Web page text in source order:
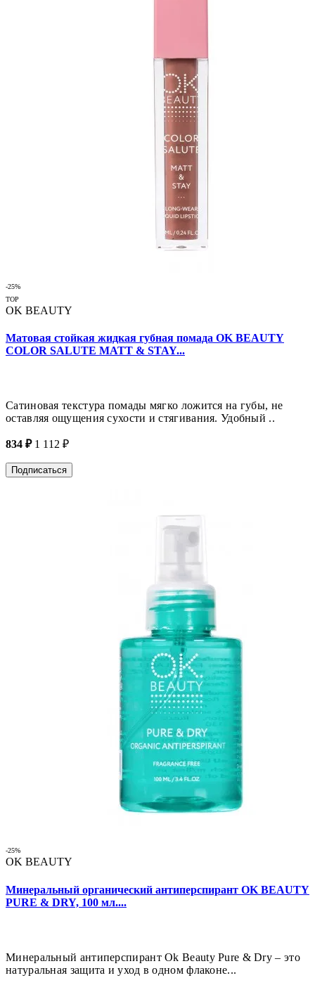
-25%
TOP
OK BEAUTY
Матовая стойкая жидкая губная помада OK BEAUTY
COLOR SALUTE MATT & STAY...
Сатиновая текстура помады мягко ложится на губы, не
оставляя ощущения сухости и стягивания. Удобный ..
834 ₽ 1 112 ₽
Подписаться
-25%
OK BEAUTY
Минеральный органический антиперспирант OK BEAUTY
PURE & DRY, 100 мл....
Минеральный антиперспирант Ok Beauty Pure & Dry – это
натуральная защита и уход в одном флаконе...